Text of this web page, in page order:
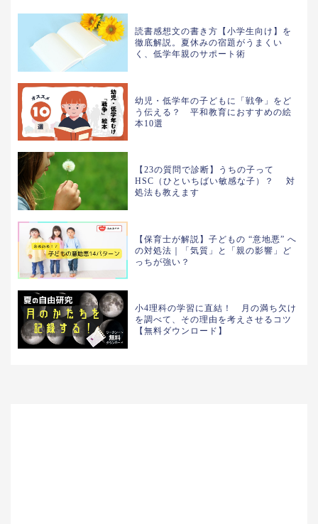
読書感想文の書き方【小学生向け】を
徹底解説。夏休みの宿題がうまくい
く、低学年親のサポート術
幼児・低学年の子どもに「戦争」をど
う伝える？ 平和教育におすすめの絵
本10選
【23の質問で診断】うちの子って
HSC（ひといちばい敏感な子）？ 対
処法も教えます
【保育士が解説】子どもの “意地悪” へ
の対処法｜「気質」と「親の影響」ど
っちが強い？
小4理科の学習に直結！ 月の満ち欠け
を調べて、その理由を考えさせるコツ
【無料ダウンロード】